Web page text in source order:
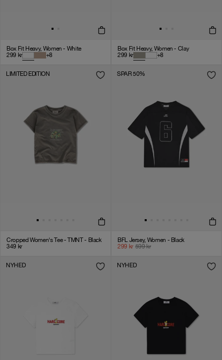
Box Fit Heavy, Women - White
299 kr +8
Box Fit Heavy, Women - Clay
299 kr +8
LIMITED EDITION
Cropped Women's Tee - TMNT - Black
349 kr
SPAR 50%
BFL Jersey, Women - Black
299 kr 599kr
NYHED NYHED